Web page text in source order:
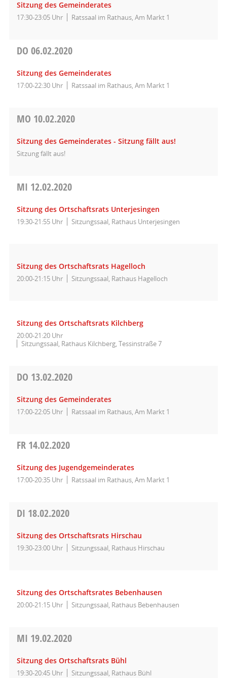
Sitzung des Gemeinderates
17:30-23:05 Uhr Ratssaal im Rathaus, Am Markt 1
DO 06.02.2020
Sitzung des Gemeinderates
17:00-22:30 Uhr Ratssaal im Rathaus, Am Markt 1
MO 10.02.2020
Sitzung des Gemeinderates - Sitzung fällt aus!
Sitzung fällt aus!
MI 12.02.2020
Sitzung des Ortschaftsrats Unterjesingen
19:30-21:55 Uhr Sitzungssaal, Rathaus Unterjesingen
Sitzung des Ortschaftsrats Hagelloch
20:00-21:15 Uhr Sitzungssaal, Rathaus Hagelloch
Sitzung des Ortschaftsrats Kilchberg
20:00-21:20 Uhr
Sitzungssaal, Rathaus Kilchberg, Tessinstraße 7
DO 13.02.2020
Sitzung des Gemeinderates
17:00-22:05 Uhr Ratssaal im Rathaus, Am Markt 1
FR 14.02.2020
Sitzung des Jugendgemeinderates
17:00-20:35 Uhr Ratssaal im Rathaus, Am Markt 1
DI 18.02.2020
Sitzung des Ortschaftsrats Hirschau
19:30-23:00 Uhr Sitzungssaal, Rathaus Hirschau
Sitzung des Ortschaftsrates Bebenhausen
20:00-21:15 Uhr Sitzungssaal, Rathaus Bebenhausen
MI 19.02.2020
Sitzung des Ortschaftsrats Bühl
19:30-20:45 Uhr Sitzungssaal, Rathaus Bühl